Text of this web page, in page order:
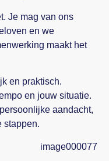
Je mag van ons
en we
maakt het
en praktisch.
en jouw situatie.
aandacht,
stappen.